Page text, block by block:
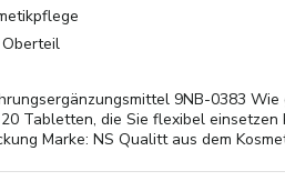
9NB-0383
Tabletten, die Sie flexibel
Marke: NS Qualitt aus dem